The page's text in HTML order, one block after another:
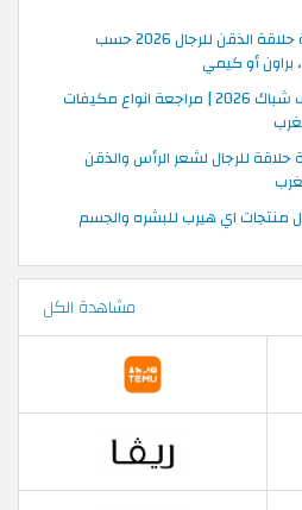
كيف تقرر افضل ماكينة حلاقة الذقن للرجال 2026 حسب
براون أو كيمي
تعرف على افضل مكيف شباك 2026 | مراجعة انواع مكيفات
للرجال لشعر الرأس والذقن
منتجات اي هيرب للبشره والجسم
مشاهدة الكل